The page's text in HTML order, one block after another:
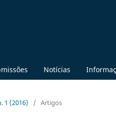
Notícias
1 (2016) / Artigos